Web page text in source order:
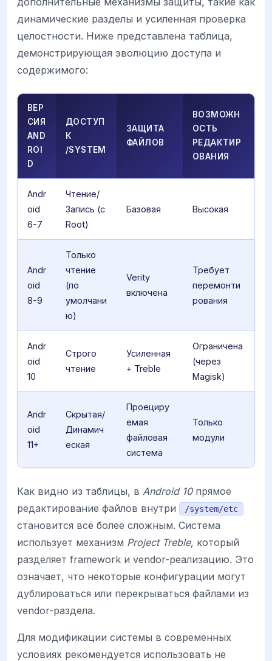
динамические разделы и усиленная проверка
целостности. Ниже представлена таблица,
демонстрирующая эволюцию доступа и
содержимого:
ВЕР
СИЯ
AND
ROI
D
ДОСТУП
К
/SYSTEM
ЗАЩИТА
ФАЙЛОВ
ВОЗМОЖН
ОСТЬ
РЕДАКТИР
ОВАНИЯ
Andr
oid
6-7
Чтение/
Запись (с
Root)
Базовая Высокая
Andr
oid
8-9
Только
чтение
(по
умолчани
ю)
Verity
включена
Требует
перемонти
рования
Andr
oid
10
Строго
чтение
Усиленная
+ Treble
Ограничена
(через
Magisk)
Andr
oid
11+
Скрытая/
Динамич
еская
Проециру
емая
файловая
система
Только
модули
Как видно из таблицы, в Android 10прямое
редактирование файлов внутри
/system/etc
становится всё более сложным. Система
использует механизм Project Treble, который
разделяет framework и vendor-реализацию. Это
означает, что некоторые конфигурации могут
дублироваться или перекрываться файлами из
vendor-раздела.
Для модификации системы в современных
условиях рекомендуется использовать не